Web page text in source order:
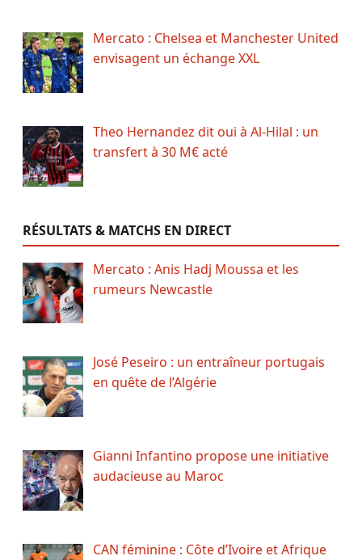
Mercato : Chelsea et Manchester United
envisagent un échange XXL
Theo Hernandez dit oui à Al-Hilal : un
transfert à 30 M€ acté
RÉSULTATS & MATCHS EN DIRECT
Mercato : Anis Hadj Moussa et les
rumeurs Newcastle
José Peseiro : un entraîneur portugais
en quête de l’Algérie
Gianni Infantino propose une initiative
audacieuse au Maroc
CAN féminine : Côte d’Ivoire et Afrique